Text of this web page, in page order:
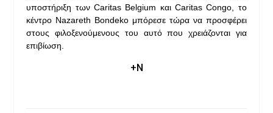
υποστήριξη των Caritas Belgium και Caritas Congo, το
κέντρο Nazareth Bondeko μπόρεσε τώρα να προσφέρει
στους φιλοξενούμενους του αυτό που χρειάζονται για
επιβίωση.
+Ν